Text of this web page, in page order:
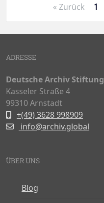
« Zurück 1
ADRESSE
Deutsche Archiv Stiftung
Kasseler Straße 4
99310 Arnstadt
+(49) 3628 998909
info@archiv.global
ÜBER UNS
Blog